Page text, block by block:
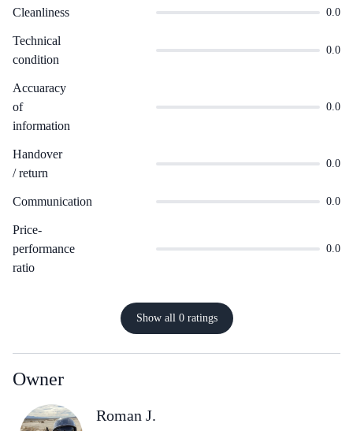
Cleanliness 0.0
Technical
condition
0.0
Accuaracy
of
information
0.0
Handover
/ return
0.0
Communication 0.0
Price-
performance
ratio
0.0
Show all 0 ratings
Owner
Roman J.